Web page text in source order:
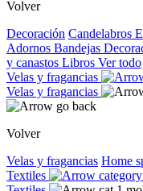
Volver
Decoración Candelabros
Adornos Bandejas
y canastos Libros Ver todo
Velas y fragancias
Velas y fragancias
Volver
Velas y fragancias Home
Textiles